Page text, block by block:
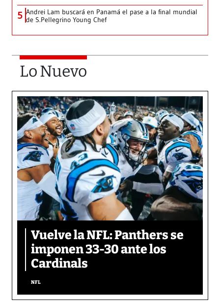
5 Andrei Lam buscará en Panamá el pase a la final mundial
de S.Pellegrino Young Chef
Lo Nuevo
Vuelve la NFL: Panthers se
imponen 33-30 ante los
Cardinals
NFL